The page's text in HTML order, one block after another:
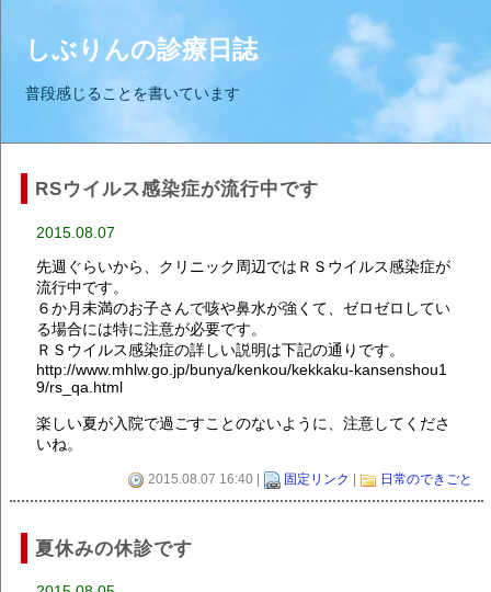
しぶりんの診療日誌
普段感じることを書いています
RSウイルス感染症が流行中です
2015.08.07
先週ぐらいから、クリニック周辺ではＲＳウイルス感染症が
流行中です。
６か月未満のお子さんで咳や鼻水が強くて、ゼロゼロしてい
る場合には特に注意が必要です。
ＲＳウイルス感染症の詳しい説明は下記の通りです。
http://www.mhlw.go.jp/bunya/kenkou/kekkaku-kansenshou1
9/rs_qa.html
楽しい夏が入院で過ごすことのないように、注意してくださ
いね。
2015.08.07 16:40 | 固定リンク 日常のできごと
夏休みの休診です